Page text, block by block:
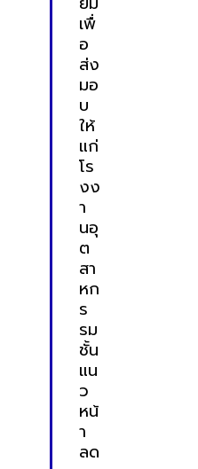
เพื่
อ
ส่ง
มอ
บ
ให้
แก่
โร
งง
า
นอุ
ต
สา
หก
ร
รม
ชั้น
แน
ว
หน้
า
ลด